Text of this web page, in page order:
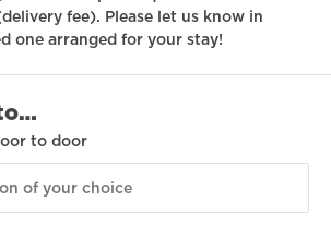
fee). Please let us know in
one arranged for your stay!
to door